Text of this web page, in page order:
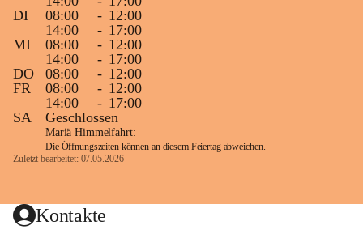
DI
08:00 - 12:00
14:00
- 17:00
MI
08:00 - 12:00
14:00
- 17:00
DO
08:00 - 12:00
FR
08:00 - 12:00
14:00
- 17:00
SA
Geschlossen
Mariä Himmelfahrt:
Die Öffnungszeiten können an diesem Feiertag abweichen.
Zuletzt bearbeitet: 07.05.2026
Kontakte